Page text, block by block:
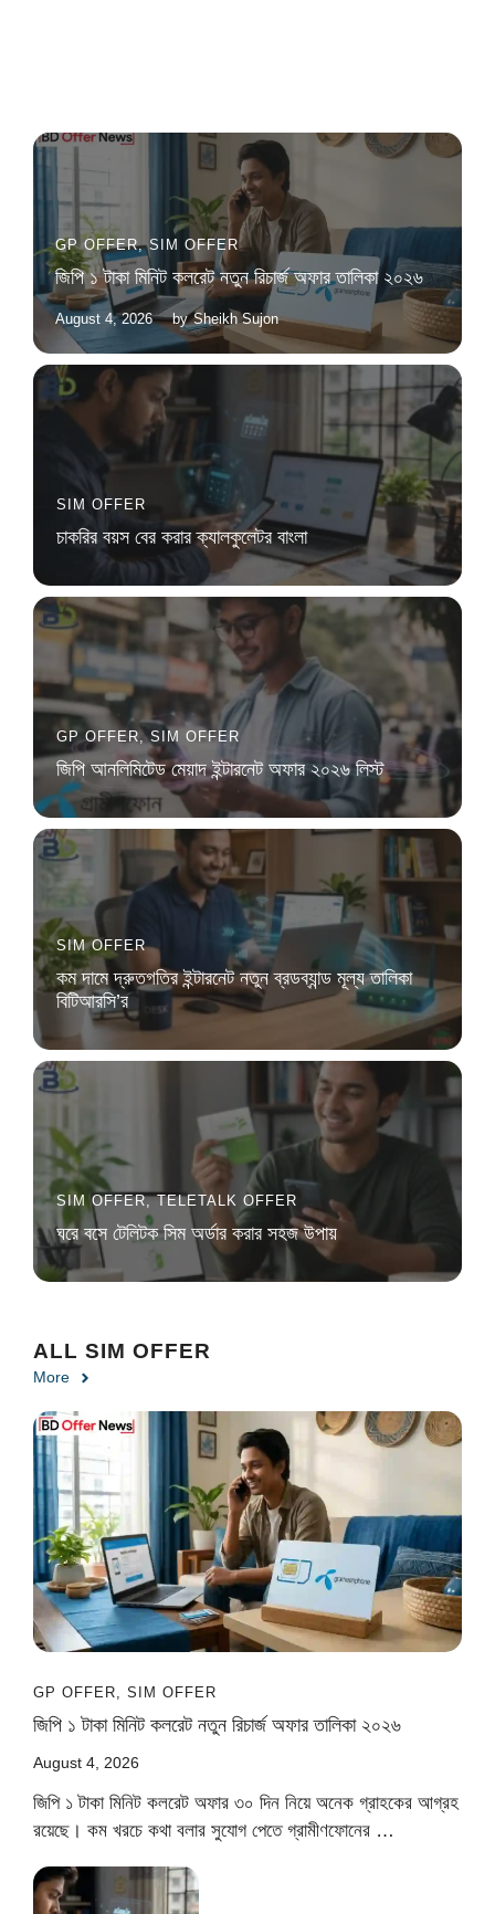
GP OFFER,SIM OFFER
জিপি ১ টাকা মিনিট কলরেট নতুন রিচার্জ অফার তালিকা ২০২৬
August 4, 2026 by Sheikh Sujon
SIM OFFER
চাকরির বয়স বের করার ক্যালকুলেটর বাংলা
GP OFFER,SIM OFFER
জিপি আনলিমিটেড মেয়াদ ইন্টারনেট অফার ২০২৬ লিস্ট
SIM OFFER
কম দামে দ্রুতগতির ইন্টারনেট নতুন ব্রডব্যান্ড মূল্য তালিকা
বিটিআরসি’র
SIM OFFER,TELETALK OFFER
ঘরে বসে টেলিটক সিম অর্ডার করার সহজ উপায়
ALL SIM OFFER
More
GP OFFER, SIM OFFER
জিপি ১ টাকা মিনিট কলরেট নতুন রিচার্জ অফার তালিকা ২০২৬
August 4, 2026
জিপি ১ টাকা মিনিট কলরেট অফার ৩০ দিন নিয়ে অনেক গ্রাহকের আগ্রহ
রয়েছে। কম খরচে কথা বলার সুযোগ পেতে গ্রামীণফোনের …